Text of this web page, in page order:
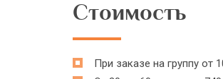
Стоимость
При заказе на группу от